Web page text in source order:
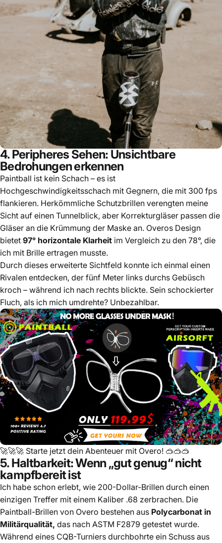
4. Peripheres Sehen: Unsichtbare
Bedrohungen erkennen
Paintball ist kein Schach – es ist
Hochgeschwindigkeitsschach mit Gegnern, die mit 300 fps
flankieren. Herkömmliche Schutzbrillen verengten meine
Sicht auf einen Tunnelblick, aber Korrekturgläser passen die
Gläser an die Krümmung der Maske an. Overos Design
bietet 97° horizontale Klarheit im Vergleich zu den 78°, die
ich mit Brille ertragen musste.
Durch dieses erweiterte Sichtfeld konnte ich einmal einen
Rivalen entdecken, der fünf Meter links durchs Gebüsch
kroch – während ich nach rechts blickte. Sein schockierter
Fluch, als ich mich umdrehte? Unbezahlbar.
🚀🚀🚀 Starte jetzt dein Abenteuer mit Overo! 🥽🥽🥽
5. Haltbarkeit: Wenn „gut genug“ nicht
kampfbereit ist
Ich habe schon erlebt, wie 200-Dollar-Brillen durch einen
einzigen Treffer mit einem Kaliber .68 zerbrachen. Die
Paintball-Brillen von Overo bestehen aus Polycarbonat in
Militärqualität, das nach ASTM F2879 getestet wurde.
Während eines CQB-Turniers durchbohrte ein Schuss aus